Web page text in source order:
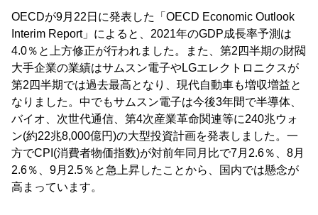
OECDが9月22日に発表した「OECD Economic Outlook
Interim Report」によると、2021年のGDP成長率予測は
4.0％と上方修正が行われました。また、第2四半期の財閥
大手企業の業績はサムスン電子やLGエレクトロニクスが
第2四半期では過去最高となり、現代自動車も増収増益と
なりました。中でもサムスン電子は今後3年間で半導体、
バイオ、次世代通信、第4次産業革命関連等に240兆ウォ
ン(約22兆8,000億円)の大型投資計画を発表しました。一
方でCPI(消費者物価指数)が対前年同月比で7月2.6％、8月
2.6％、9月2.5％と急上昇したことから、国内では懸念が
高まっています。